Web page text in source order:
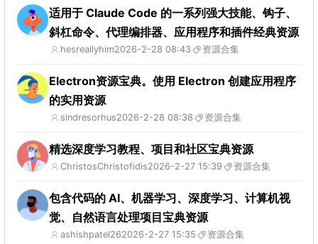
适用于 Claude Code 的一系列强大技能、钩子、
斜杠命令、代理编排器、应用程序和插件经典资源
hesreallyhim2026-2-28 08:43 资源合集
Electron资源宝典。使用 Electron 创建应用程序
的实用资源
sindresorhus2026-2-28 08:38 资源合集
精选深度学习教程、项目和社区宝典资源
ChristosChristofidis2026-2-27 15:39 资源合集
包含代码的 AI、机器学习、深度学习、计算机视
觉、自然语言处理项目宝典资源
ashishpatel262026-2-27 15:35 资源合集